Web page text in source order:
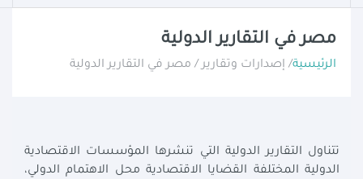
مصر في التقارير الدولية
الرئيسية/ إصدارات وتقارير / مصر في التقارير الدولية
تتناول التقارير الدولية التي تنشرها المؤسسات الاقتصادية
الدولية المختلفة القضايا الاقتصادية محل الاهتمام الدولي،